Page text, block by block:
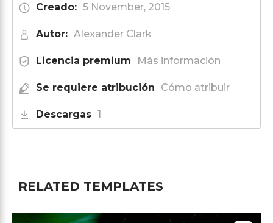
Creado: 5 November, 2015
Autor: Alexander Clark
Licencia premium Más información
Se requiere atribución Cómo atribuir
Descargas 1
RELATED TEMPLATES